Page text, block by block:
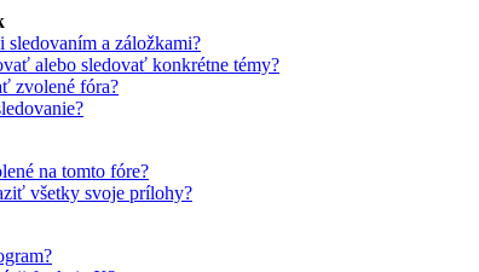
a záložkami?
alebo sledovať konkrétne témy?
zvolené fóra?
na tomto fóre?
všetky svoje prílohy?